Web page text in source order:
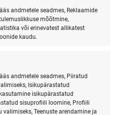
andmetele seadmes, Reklaamide
mõõtmine,
või erinevatest allikatest
kaudu.
andmetele seadmes, Piiratud
Isikupärastatud
isikupärastatud
sisuprofiili loomine, Profiili
Teenuste arendamine ja